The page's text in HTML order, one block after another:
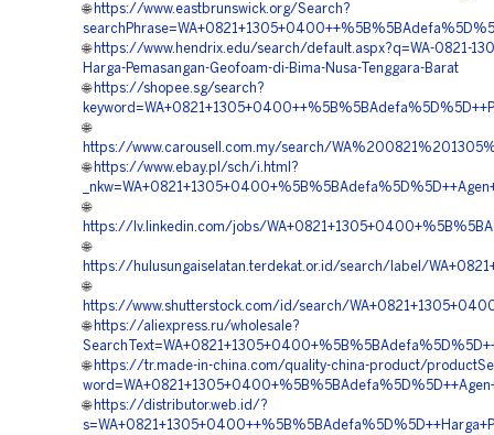
🌐 https://www.eastbrunswick.org/Search?
🌐 https://www.hendrix.edu/search/default.aspx?q=WA-0821-
Harga-Pemasangan-Geofoam-di-Bima-Nusa-Tenggara-Barat
🌐 https://shopee.sg/search?
🌐
https://www.carousell.com.my/search/
🌐 https://www.ebay.pl/sch/i.html?
🌐
https://lv.linkedin.com/jobs/
🌐
https://hulusungaiselatan.terdekat.or.id/search/label/
🌐
https://www.shutterstock.com/id/search/
🌐 https://aliexpress.ru/wholesale?
🌐 https://tr.made-in-china.com/quality-china-product/
🌐 https://distributor.web.id/?